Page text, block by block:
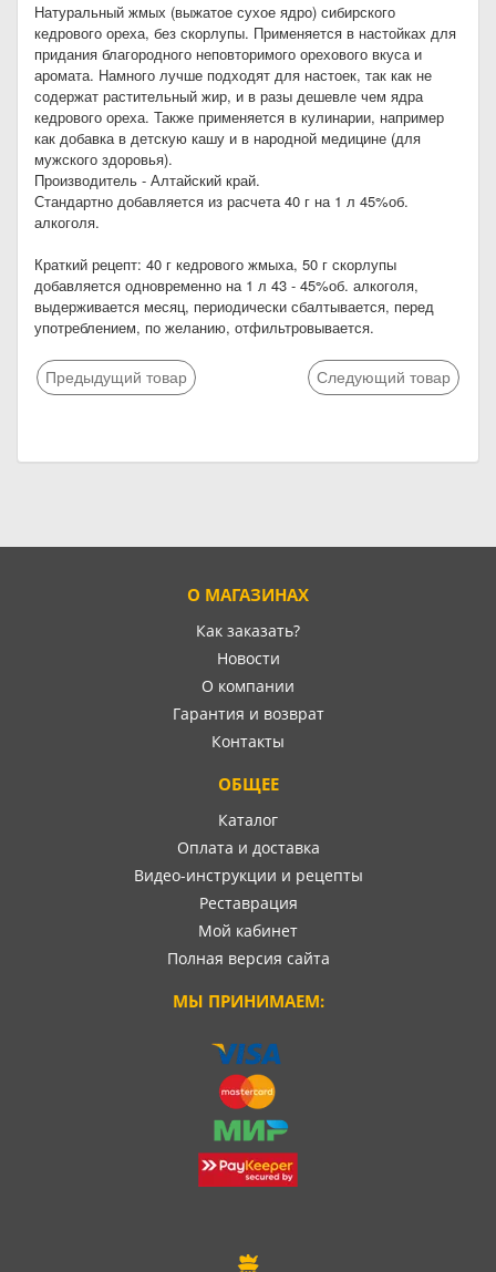
Натуральный жмых (выжатое сухое ядро) сибирского
кедрового ореха, без скорлупы. Применяется в настойках для
придания благородного неповторимого орехового вкуса и
аромата. Намного лучше подходят для настоек, так как не
содержат растительный жир, и в разы дешевле чем ядра
кедрового ореха. Также применяется в кулинарии, например
как добавка в детскую кашу и в народной медицине (для
мужского здоровья).
Производитель - Алтайский край.
Стандартно добавляется из расчета 40 г на 1 л 45%об.
алкоголя.
Краткий рецепт: 40 г кедрового жмыха, 50 г скорлупы
добавляется одновременно на 1 л 43 - 45%об. алкоголя,
выдерживается месяц, периодически сбалтывается, перед
употреблением, по желанию, отфильтровывается.
Предыдущий товар Следующий товар
О МАГАЗИНАХ
Как заказать?
Новости
О компании
Гарантия и возврат
Контакты
ОБЩЕЕ
Каталог
Оплата и доставка
Видео-инструкции и рецепты
Реставрация
Мой кабинет
Полная версия сайта
МЫ ПРИНИМАЕМ: